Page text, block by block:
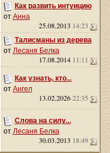
Как развить интуицию
отАнна
25.08.2013 14:23
Талисманы из дерева
отЛесаня Белка
17.08.2014 11:11
Как узнать, кто...
отАнгел
13.02.202622:35
Слова на силу...
отЛесаня Белка
30.03.2013 18:49